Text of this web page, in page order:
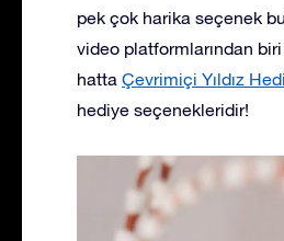
pek çok harika seçenek
video platformlarından
hatta Çevrimiçi Yıldız
hediye seçenekleridir!